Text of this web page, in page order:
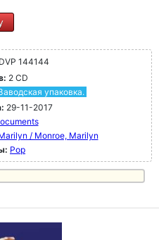
144144
2 CD
упаковка.
29-11-2017
/ Monroe, Marilyn
Pop